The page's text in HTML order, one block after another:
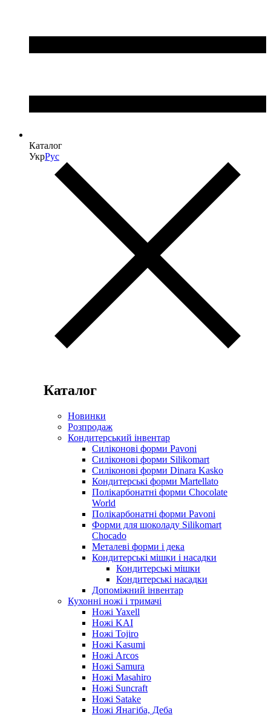
Каталог
УкрРус
Каталог
Новинки
Розпродаж
Кондитерський інвентар
Силіконові форми Pavoni
Силіконові форми Silikomart
Силіконові форми Dinara Kasko
Кондитерські форми Martellato
Полікарбонатні форми Chocolate
World
Полікарбонатні форми Pavoni
Форми для шоколаду Silikomart
Chocado
Металеві форми і дека
Кондитерські мішки і насадки
Кондитерські мішки
Кондитерські насадки
Допоміжний інвентар
Кухонні ножі і тримачі
Ножі Yaxell
Ножі KAI
Ножі Tojiro
Ножі Kasumi
Ножі Arcos
Ножі Samura
Ножі Masahiro
Ножі Suncraft
Ножі Satake
Ножі Янагіба, Деба